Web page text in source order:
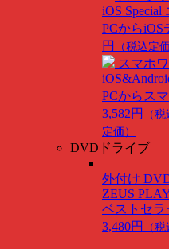
iOS Special
PCからiOS
円
（税込定価
スマホ
PCからス
3,582円
（
定価）
DVDドライブ
外付け
ZEUS
ベストセラ
3,480円
（